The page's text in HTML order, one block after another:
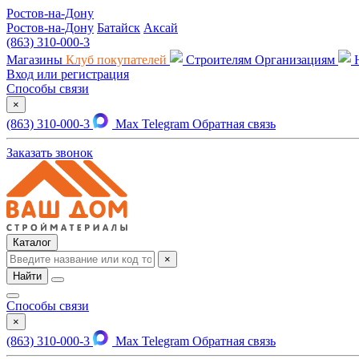
Ростов-на-Дону
Ростов-на-Дону Батайск Аксай
(863) 310-000-3
Магазины Клуб покупателей Строителям Организациям
Вход или регистрация
Способы связи
×
(863) 310-000-3 Max Telegram Обратная связь
Заказать звонок
Каталог
×
Найти
Способы связи
×
(863) 310-000-3 Max Telegram Обратная связь